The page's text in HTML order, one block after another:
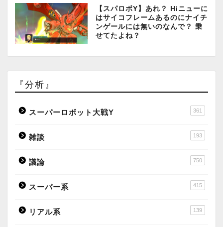
【スパロボY】あれ？ Hiニューに
はサイコフレームあるのにナイチ
ンゲールには無いのなんで？ 乗
せてたよね？
『分析』
スーパーロボット大戦Y 361
雑談 193
議論 750
スーパー系 415
リアル系 139